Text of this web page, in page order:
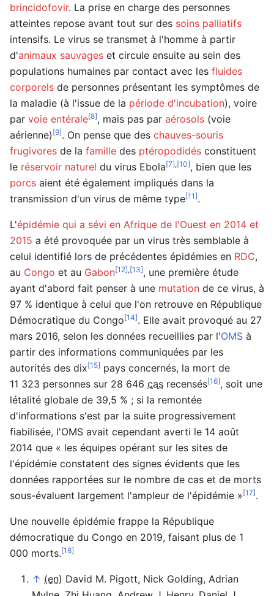
une
brincidofovir. La prise en charge des personnes
atteintes repose avant tout sur des soins palliatifs
intensifs. Le virus se transmet à l'homme à partir
d'animaux sauvages et circule ensuite au sein des
populations humaines par contact avec les fluides
corporels de personnes présentant les symptômes de
la maladie (à l'issue de la période d'incubation), voire
par voie entérale[8], mais pas par aérosols (voie
aérienne) [9]. On pense que des chauves-souris
frugivores de la famille des ptéropodidés constituent
le réservoir naturel du virus Ebola[7],[10], bien que les
porcs aient été également impliqués dans la
transmission d'un virus de même type[11].
L'épidémie qui a sévi en Afrique de l'Ouest en 2014 et
2015 a été provoquée par un virus très semblable à
celui identifié lors de précédentes épidémies en RDC,
au Congo et au Gabon[12],[13], une première étude
ayant d'abord fait penser à une mutation de ce virus, à
97 % identique à celui que l'on retrouve en République
Démocratique du Congo[14]. Elle avait provoqué au 27
mars 2016, selon les données recueillies par l'OMS à
partir des informations communiquées par les
autorités des dix[15] pays concernés, la mort de
11 323 personnes sur 28 646 cas recensés[16], soit une
létalité globale de 39,5 % ; si la remontée
d'informations s'est par la suite progressivement
fiabilisée, l'OMS avait cependant averti le 14 août
2014 que « les équipes opérant sur les sites de
l'épidémie constatent des signes évidents que les
données rapportées sur le nombre de cas et de morts
sous-évaluent largement l'ampleur de l'épidémie »[17].
Une nouvelle épidémie frappe la République
démocratique du Congo en 2019, faisant plus de 1
000 morts.[18]
↑ (en) David M. Pigott, Nick Golding, Adrian